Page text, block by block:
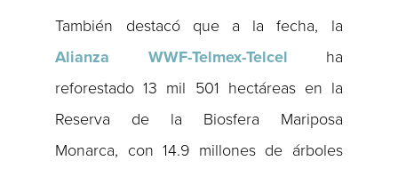
También destacó que a la fecha, la
Alianza WWF-Telmex-Telcel ha
reforestado 13 mil 501 hectáreas en la
Reserva de la Biosfera Mariposa
Monarca, con 14.9 millones de árboles